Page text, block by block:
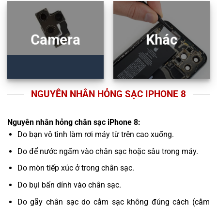
Camera Khác
NGUYÊN NHÂN HỎNG SẠC IPHONE 8
Nguyên nhân hỏng chân sạc iPhone 8:
Do bạn vô tình làm rơi máy từ trên cao xuống.
Do để nước ngấm vào chân sạc hoặc sâu trong máy.
Do mòn tiếp xúc ở trong chân sạc.
Do bụi bẩn dính vào chân sạc.
Do gãy chân sạc do cắm sạc không đúng cách (cắm